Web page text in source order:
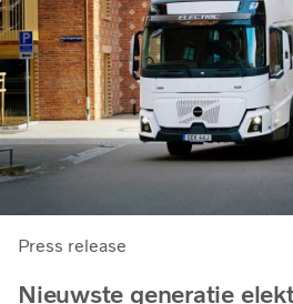
Press release
Nieuwste generatie